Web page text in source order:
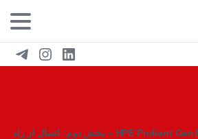
عیب یابی در سرورهای HPE Proliant Gen10 – بخش دوم: اتصال از راه